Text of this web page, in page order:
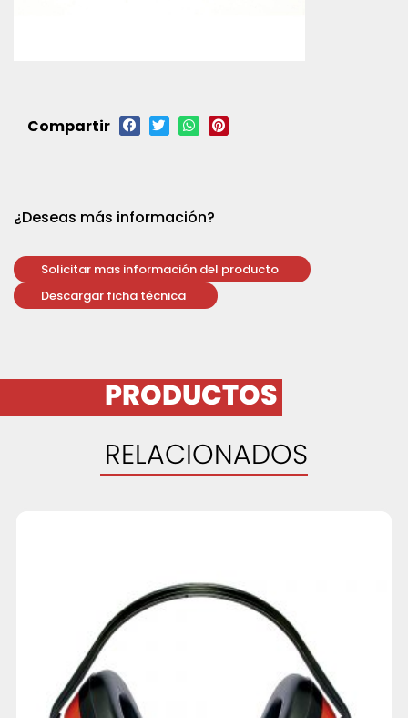
Compartir
¿Deseas más información?
Solicitar mas información del producto
Descargar ficha técnica
PRODUCTOS
RELACIONADOS